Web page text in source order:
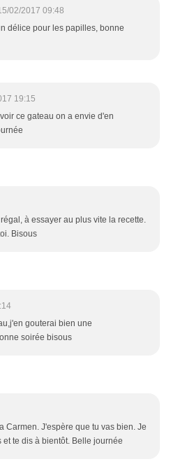
02/2017 09:48
délice pour les papilles, bonne
19:15
ce gateau on a envie d'en
à essayer au plus vite la recette.
Bisous
gouterai bien une
soirée bisous
Carmen. J'espère que tu vas bien. Je
te dis à bientôt. Belle journée